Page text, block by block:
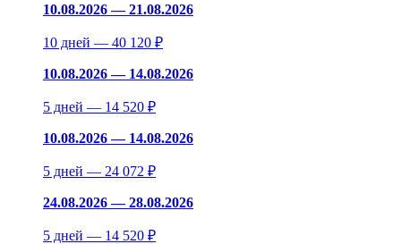
10.08.2026 — 21.08.2026
10 дней — 40 120 ₽
10.08.2026 — 14.08.2026
5 дней — 14 520 ₽
10.08.2026 — 14.08.2026
5 дней — 24 072 ₽
24.08.2026 — 28.08.2026
5 дней — 14 520 ₽